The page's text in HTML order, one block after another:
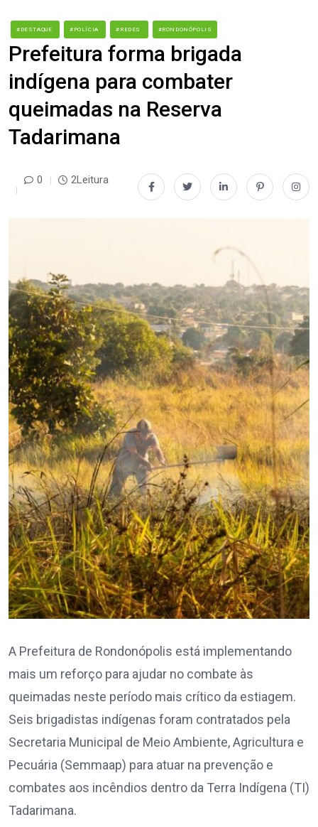
#DESTAQUE #POLÍCIA #REDES #RONDONÓPOLIS
Prefeitura forma brigada
indígena para combater
queimadas na Reserva
Tadarimana
0 2Leitura
A Prefeitura de Rondonópolis está implementando
mais um reforço para ajudar no combate às
queimadas neste período mais crítico da estiagem.
Seis brigadistas indígenas foram contratados pela
Secretaria Municipal de Meio Ambiente, Agricultura e
Pecuária (Semmaap) para atuar na prevenção e
combates aos incêndios dentro da Terra Indígena (TI)
Tadarimana.